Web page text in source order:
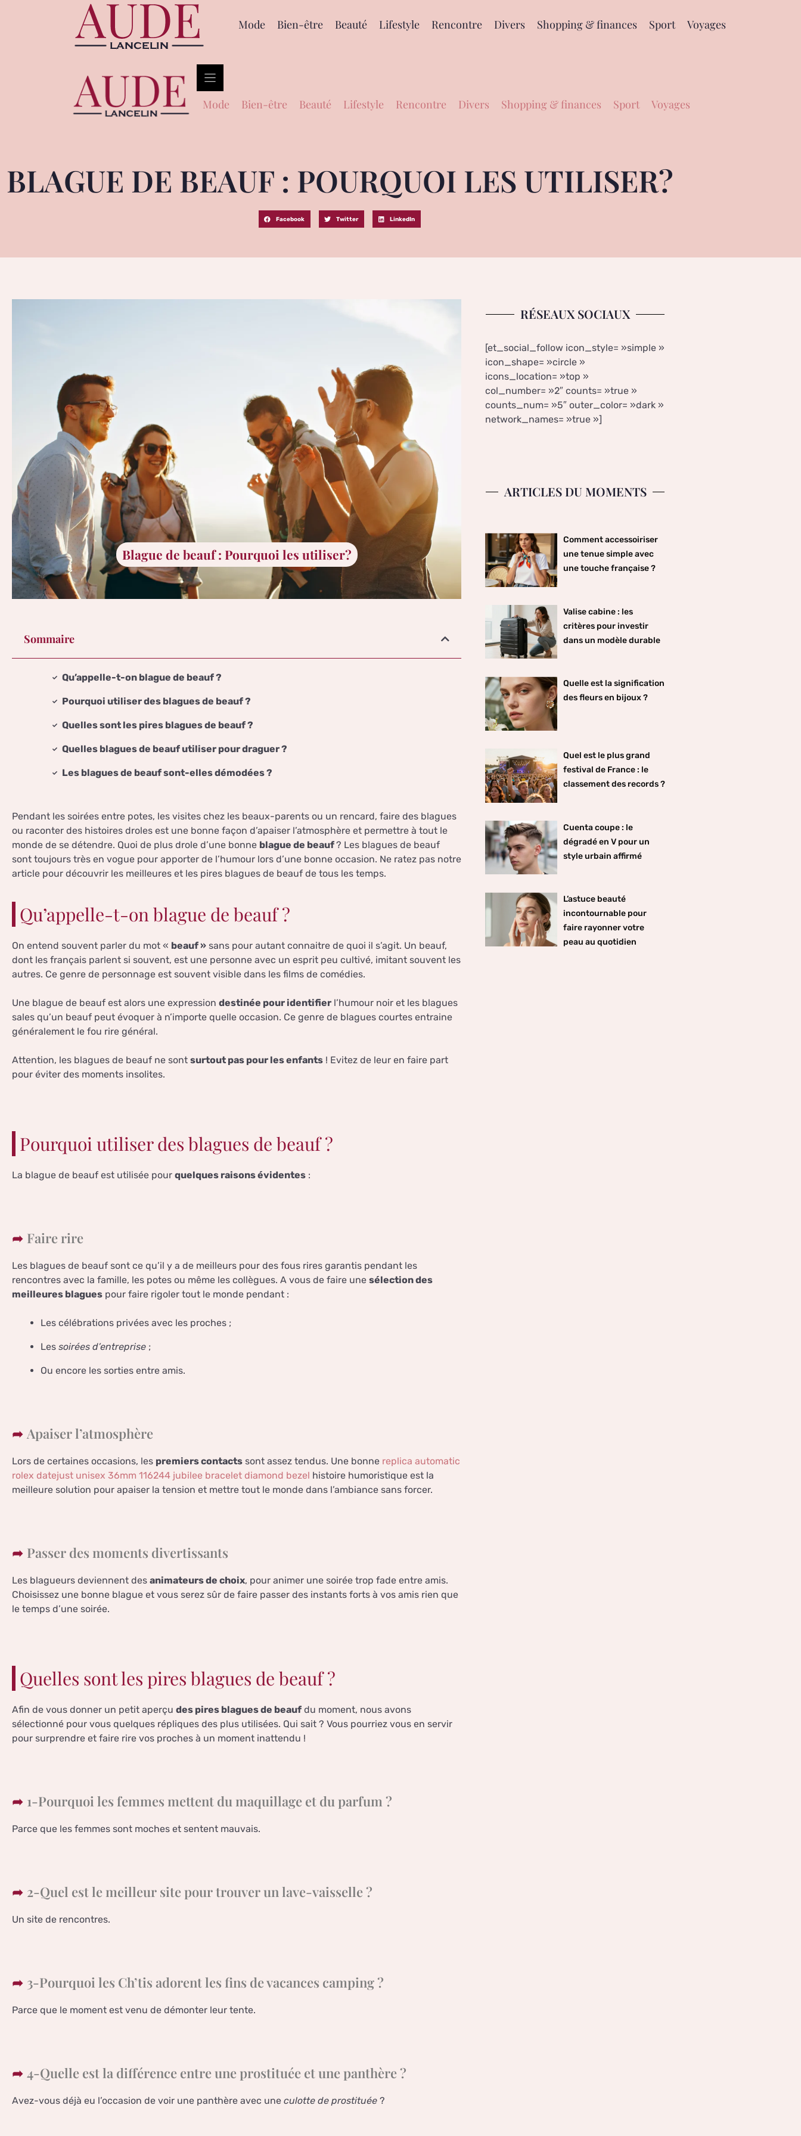
Mode Bien-être Beauté Lifestyle Rencontre Divers Shopping & finances Sport Voyages
Mode Bien-être Beauté Lifestyle Rencontre Divers Shopping & finances Sport Voyages
BLAGUE DE BEAUF : POURQUOI LES UTILISER?
Facebook Twitter LinkedIn
Blague de beauf : Pourquoi les utiliser?
Sommaire
Qu’appelle-t-on blague de beauf ?
Pourquoi utiliser des blagues de beauf ?
Quelles sont les pires blagues de beauf ?
Quelles blagues de beauf utiliser pour draguer ?
Les blagues de beauf sont-elles démodées ?
Pendant les soirées entre potes, les visites chez les beaux-parents ou un rencard, faire des blagues
ou raconter des histoires droles est une bonne façon d’apaiser l’atmosphère et permettre à tout le
monde de se détendre. Quoi de plus drole d’une bonne blague de beauf? Les blagues de beauf
sont toujours très en vogue pour apporter de l’humour lors d’une bonne occasion. Ne ratez pas notre
article pour découvrir les meilleures et les pires blagues de beauf de tous les temps.
Qu’appelle-t-on blague de beauf ?
On entend souvent parler du mot « beauf » sans pour autant connaitre de quoi il s’agit. Un beauf,
dont les français parlent si souvent, est une personne avec un esprit peu cultivé, imitant souvent les
autres. Ce genre de personnage est souvent visible dans les films de comédies.
Une blague de beauf est alors une expression destinée pour identifier l’humour noir et les blagues
sales qu’un beauf peut évoquer à n’importe quelle occasion. Ce genre de blagues courtes entraine
généralement le fou rire général.
Attention, les blagues de beauf ne sont surtout pas pour les enfants ! Evitez de leur en faire part
pour éviter des moments insolites.
Pourquoi utiliser des blagues de beauf ?
La blague de beauf est utilisée pour quelques raisons évidentes :
Faire rire
Les blagues de beauf sont ce qu’il y a de meilleurs pour des fous rires garantis pendant les
rencontres avec la famille, les potes ou même les collègues. A vous de faire une sélection des
meilleures blagues pour faire rigoler tout le monde pendant :
Les célébrations privées avec les proches ;
Les soirées d’entreprise ;
Ou encore les sorties entre amis.
Apaiser l’atmosphère
Lors de certaines occasions, les premiers contacts sont assez tendus. Une bonne replica automatic
rolex datejust unisex 36mm 116244 jubilee bracelet diamond bezel histoire humoristique est la
meilleure solution pour apaiser la tension et mettre tout le monde dans l’ambiance sans forcer.
Passer des moments divertissants
Les blagueurs deviennent des animateurs de choix, pour animer une soirée trop fade entre amis.
Choisissez une bonne blague et vous serez sûr de faire passer des instants forts à vos amis rien que
le temps d’une soirée.
Quelles sont les pires blagues de beauf ?
Afin de vous donner un petit aperçu des pires blagues de beauf du moment, nous avons
sélectionné pour vous quelques répliques des plus utilisées. Qui sait ? Vous pourriez vous en servir
pour surprendre et faire rire vos proches à un moment inattendu !
1-Pourquoi les femmes mettent du maquillage et du parfum ?
Parce que les femmes sont moches et sentent mauvais.
2-Quel est le meilleur site pour trouver un lave-vaisselle ?
Un site de rencontres.
3-Pourquoi les Ch’tis adorent les fins de vacances camping ?
Parce que le moment est venu de démonter leur tente.
4-Quelle est la différence entre une prostituée et une panthère ?
Avez-vous déjà eu l’occasion de voir une panthère avec une culotte de prostituée ?
RÉSEAUX SOCIAUX
[et_social_follow icon_style= »simple »
icon_shape= »circle »
icons_location= »top »
col_number= »2″ counts= »true »
counts_num= »5″ outer_color= »dark »
network_names= »true »]
ARTICLES DU MOMENTS
Comment accessoiriser
une tenue simple avec
une touche française ?
Valise cabine : les
critères pour investir
dans un modèle durable
Quelle est la signification
des fleurs en bijoux ?
Quel est le plus grand
festival de France : le
classement des records ?
Cuenta coupe : le
dégradé en V pour un
style urbain affirmé
L’astuce beauté
incontournable pour
faire rayonner votre
peau au quotidien